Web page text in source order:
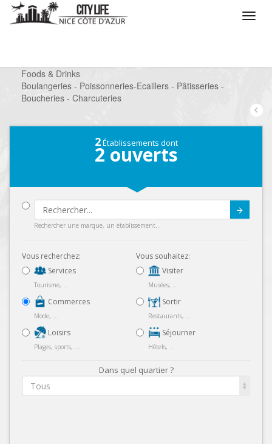
Foods & Drinks
/
Boulangeries - Poissonneries-Ecaillers - Pâtisseries -
Boucheries - Charcuteries
2Établissements dont
2 ouverts
Rechercher une marque, un établissement...
Vous recherchez:
Services
Tourisme, ...
Commerces
Mode, ...
Loisirs
Plages, sports, ...
Vous souhaitez:
Visiter
Musées, ...
Sortir
Restaurants, ...
Séjourner
Hôtels, ...
Dans quel quartier ?
Tous